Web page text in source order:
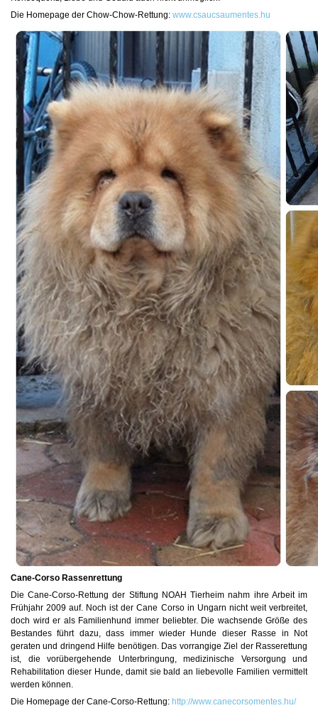
Die Homepage der Chow-Chow-Rettung: www.csaucsaumentes.hu
Cane-Corso Rassenrettung
Die Cane-Corso-Rettung der Stiftung NOAH Tierheim nahm ihre Arbeit im
Frühjahr 2009 auf. Noch ist der Cane Corso in Ungarn nicht weit verbreitet,
doch wird er als Familienhund immer beliebter. Die wachsende Größe des
Bestandes führt dazu, dass immer wieder Hunde dieser Rasse in Not
geraten und dringend Hilfe benötigen. Das vorrangige Ziel der Rasserettung
ist, die vorübergehende Unterbringung, medizinische Versorgung und
Rehabilitation dieser Hunde, damit sie bald an liebevolle Familien vermittelt
werden können.
Die Homepage der Cane-Corso-Rettung: http://www.canecorsomentes.hu/